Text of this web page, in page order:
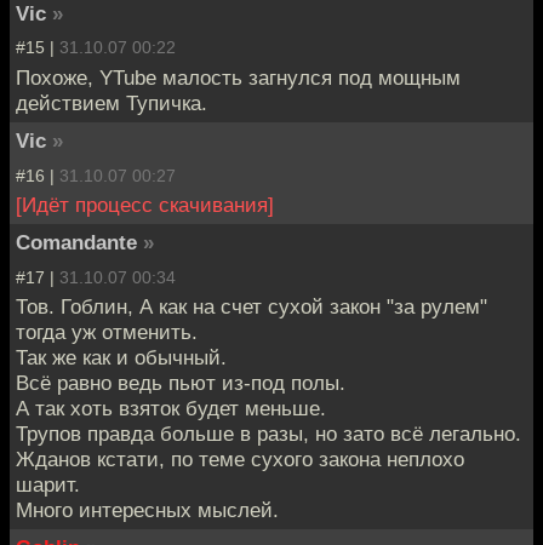
Vic »
#15 | 31.10.07 00:22
Похоже, YTube малость загнулся под мощным
действием Тупичка.
Vic »
#16 | 31.10.07 00:27
[Идёт процесс скачивания]
Comandante »
#17 | 31.10.07 00:34
Тов. Гоблин, А как на счет сухой закон "за рулем"
тогда уж отменить.
Так же как и обычный.
Всё равно ведь пьют из-под полы.
А так хоть взяток будет меньше.
Трупов правда больше в разы, но зато всё легально.
Жданов кстати, по теме сухого закона неплохо
шарит.
Много интересных мыслей.